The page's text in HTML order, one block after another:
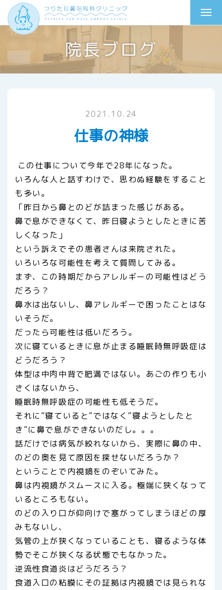
院長ブログ
2021.10.24
仕事の神様
この仕事について今年で28年になった。
いろんな人と話すわけで、思わぬ経験をすること
も多い。
「昨日から鼻とのどが詰まった感じがある。
鼻で息ができなくて、昨日寝ようとしたときに苦
しくなった」
という訴えでその患者さんは来院された。
いろいろな可能性を考えて質問してみる。
まず、この時期だからアレルギーの可能性はどう
だろう？
鼻水は出ないし、鼻アレルギーで困ったことはな
いそうだ。
だったら可能性は低いだろう。
次に寝ているときに息が止まる睡眠時無呼吸症は
どうだろう？
体型は中肉中背で肥満ではない。あごの作りも小
さくはないから、
睡眠時無呼吸症の可能性も低そうだ。
それに”寝ていると”ではなく”寝ようとしたと
き”に鼻で息ができないのだし。。。
話だけでは病気が絞れないから、実際に鼻の中、
のどの奥を見て原因を探せないだろうか？
ということで内視鏡をのぞいてみた。
鼻は内視鏡がスムースに入る。極端に狭くなって
いるところもない。
のどの入り口が仰向けで塞がってしまうほどの厚
みもないし、
気管の上が狭くなっていることも、寝るような体
勢でそこが狭くなる状態でもなかった。
逆流性食道炎はどうだろう？
食道入口の粘膜にその証拠は内視鏡では見られな